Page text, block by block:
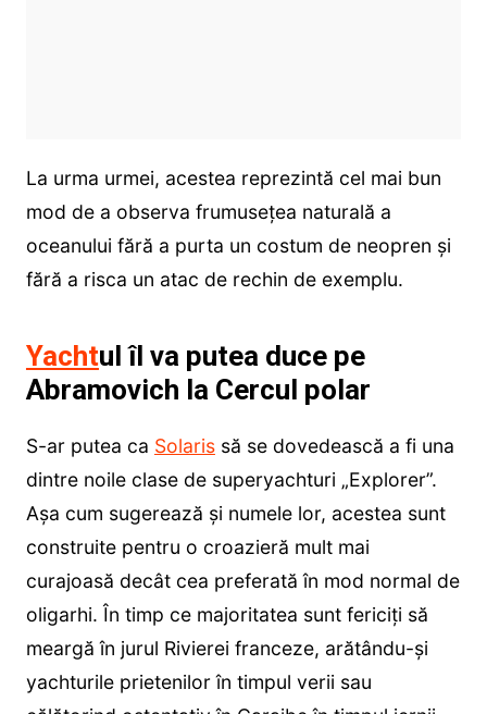
La urma urmei, acestea reprezintă cel mai bun
mod de a observa frumusețea naturală a
oceanului fără a purta un costum de neopren și
fără a risca un atac de rechin de exemplu.
Yachtul îl va putea duce pe
Abramovich la Cercul polar
S-ar putea ca Solarissă se dovedească a fi una
dintre noile clase de superyachturi „Explorer”.
Așa cum sugerează și numele lor, acestea sunt
construite pentru o croazieră mult mai
curajoasă decât cea preferată în mod normal de
oligarhi. În timp ce majoritatea sunt fericiți să
meargă în jurul Rivierei franceze, arătându-și
yachturile prietenilor în timpul verii sau